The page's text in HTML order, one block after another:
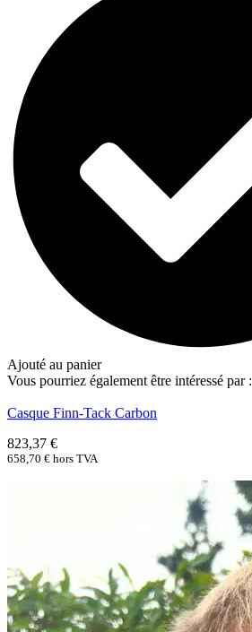
Ajouté au panier
Vous pourriez également être intéressé par :
Casque Finn-Tack Carbon
823,37 €
658,70 € hors TVA